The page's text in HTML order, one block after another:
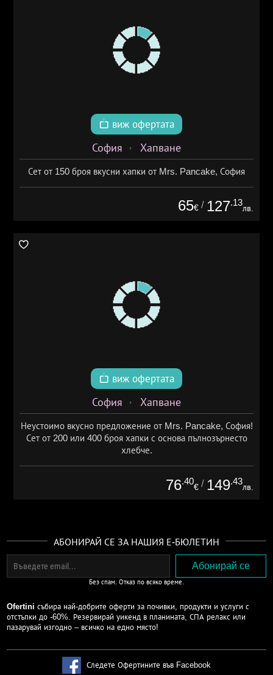
виж офертата
София Хапване
Сет от 150 броя вкусни хапки от Mrs. Pancake, София
65€ / 127.13
лв.
виж офертата
София Хапване
Неустоимо вкусно предложение от Mrs. Pancake, София!
Сет от 200 или 400 броя хапки с основа пълнозърнесто
хлебче.
76.40
€ / 149.43
лв.
АБОНИРАЙ СЕ ЗА НАШИЯ Е-БЮЛЕТИН
Без спам. Отказ по всяко време.
Ofertini събира най-добрите оферти за почивки, продукти и услуги с
отстъпки до -60%. Резервирай уикенд в планината, СПА релакс или
пазарувай изгодно – всичко на едно място!
Следете Офертините във Facebook